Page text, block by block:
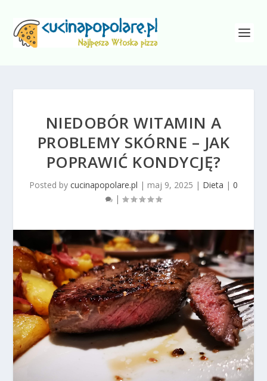
NIEDOBÓR WITAMIN A
PROBLEMY SKÓRNE – JAK
POPRAWIĆ KONDYCJĘ?
Posted by cucinapopolare.pl | maj 9, 2025 | Dieta | 0
|